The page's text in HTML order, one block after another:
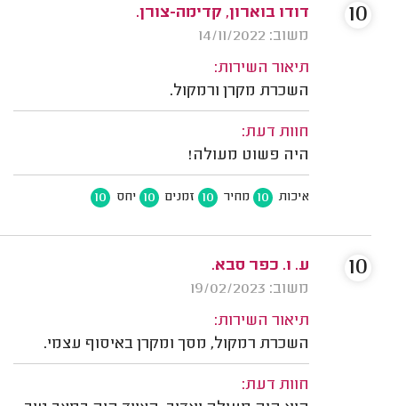
דודו בוארון, קדימה-צורן.
משוב: 14/11/2022
תיאור השירות:
השכרת מקרן ורמקול.
חוות דעת:
היה פשוט מעולה!
איכות 10 מחיר 10 זמנים 10 יחס 10
10
ע. ו. כפר סבא.
משוב: 19/02/2023
תיאור השירות:
השכרת רמקול, מסך ומקרן באיסוף עצמי.
חוות דעת:
10